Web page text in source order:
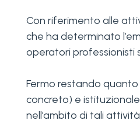
Con riferimento alle
che ha determinato
operatori professionisti
Fermo restando
concreto) e
nell’ambito di tali